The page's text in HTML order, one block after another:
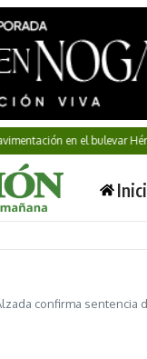
en el bulevar Héroes
confirma sentencia